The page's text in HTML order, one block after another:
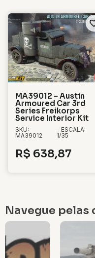
MA39012 – Austin
Armoured Car 3rd
Series Freikorps
Service Interior Kit
SKU:
MA39012
- ESCALA:
1/35
R$ 638,87
Navegue pelas